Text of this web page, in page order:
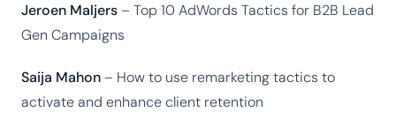
Jeroen Maljers– Top 10 AdWords Tactics for B2B Lead
Gen Campaigns
Saija Mahon– How to use remarketing tactics to
activate and enhance client retention